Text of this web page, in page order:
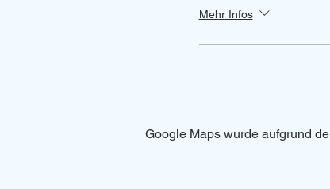
Mehr Infos
Google Maps wurde aufgrund